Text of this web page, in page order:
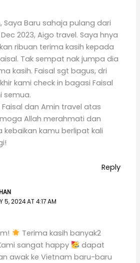
Saya Baru sahaja pulang dari
2023, Aigo travel. Saya hnya
ribuan terima kasih kepada
Tak sempat nak jumpa dia
kasih. Faisal sgt bagus, dri
kami check in bagasi Faisal
semua.
Faisal dan Amin travel atas
Allah merahmati dan
kamu berlipat kali
Reply
5, 2024 AT 4:17 AM
Terima kasih banyak2
sangat happy
dapat
awak ke Vietnam baru-baru